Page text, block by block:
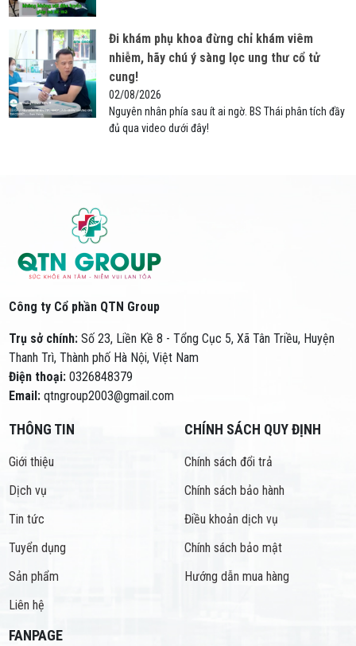
Đi khám phụ khoa đừng chỉ khám viêm
nhiễm, hãy chú ý sàng lọc ung thư cổ tử
cung!
02/08/2026
Nguyên nhân phía sau ít ai ngờ. BS Thái phân tích đầy
đủ qua video dưới đây!
Công ty Cổ phần QTN Group
Trụ sở chính: Số 23, Liền Kề 8 - Tổng Cục 5, Xã Tân Triều, Huyện
Thanh Trì, Thành phố Hà Nội, Việt Nam
Điện thoại: 0326848379
Email: qtngroup2003@gmail.com
THÔNG TIN
Giới thiệu
Dịch vụ
Tin tức
Tuyển dụng
Sản phẩm
Liên hệ
CHÍNH SÁCH QUY ĐỊNH
Chính sách đổi trả
Chính sách bảo hành
Điều khoản dịch vụ
Chính sách bảo mật
Hướng dẫn mua hàng
FANPAGE